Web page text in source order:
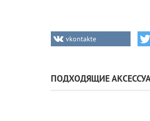
vkontakte
ПОДХОДЯЩИЕ